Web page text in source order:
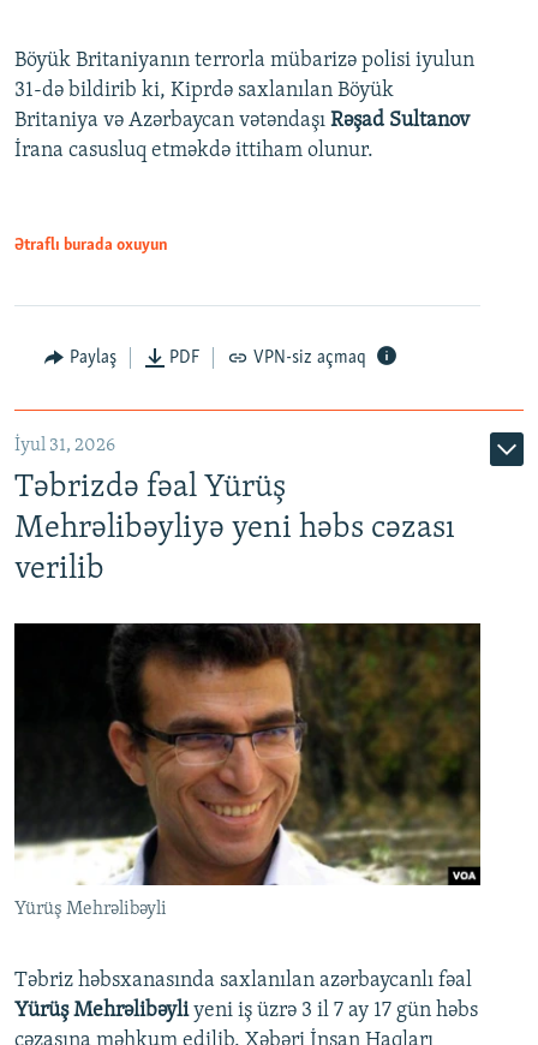
Böyük Britaniyanın terrorla mübarizə polisi iyulun
31-də bildirib ki, Kiprdə saxlanılan Böyük
Britaniya və Azərbaycan vətəndaşı Rəşad Sultanov
İrana casusluq etməkdə ittiham olunur.
Ətraflı burada oxuyun
Paylaş PDF VPN-siz açmaq
İyul 31, 2026
Təbrizdə fəal Yürüş
Mehrəlibəyliyə yeni həbs cəzası
verilib
Yürüş Mehrəlibəyli
Təbriz həbsxanasında saxlanılan azərbaycanlı fəal
Yürüş Mehrəlibəyliyeni iş üzrə 3 il 7 ay 17 gün həbs